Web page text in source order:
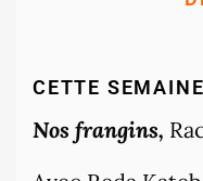
CETTE
Nos frangins,